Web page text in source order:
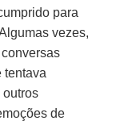
para
vezes,
tentava
outros
de